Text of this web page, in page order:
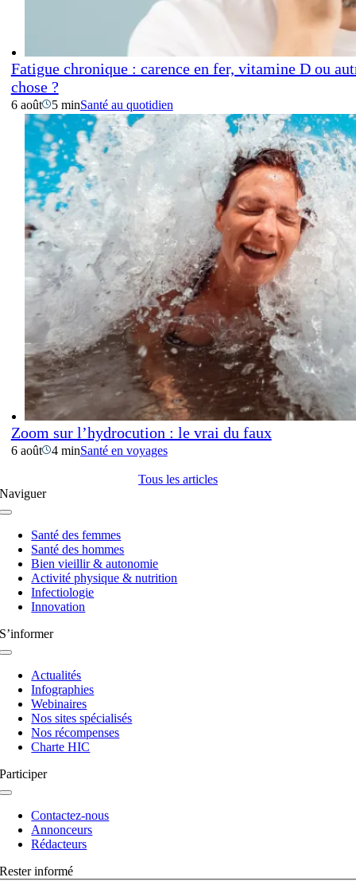
Fatigue chronique : carence en fer, vitamine D ou
chose ?
6 août 5 minSanté au quotidien
Zoom sur l’hydrocution : le vrai du faux
6 août 4 minSanté en voyages
Tous les articles
Naviguer
Navigation
basculeSanté des femmes
Santé des hommes
Bien vieillir & autonomie
Activité physique & nutrition
Infectiologie
Innovation
S’informer
Navigation
basculeActualités
Infographies
Webinaires
Nos sites spécialisés
Nos récompenses
Charte HIC
Participer
Navigation
basculeContactez-nous
Annonceurs
Rédacteurs
Rester informé